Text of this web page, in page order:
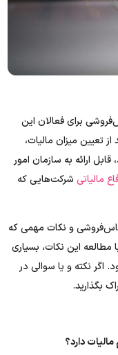
برای فعالان این
تعیین میزان مالیات،
ارائه به سازمان امور
مالیاتی شرکت‌هایی که
و نکات مهمی که
مطالعه این نکات، بسیاری
اگر نکته و یا سوالی در
بگذارید.
دارد؟